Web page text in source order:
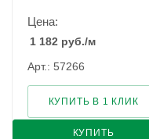
Цена:
1 182 руб./м
Арт.: 57266
КУПИТЬ
КУПИТЬ В 1 КЛИК